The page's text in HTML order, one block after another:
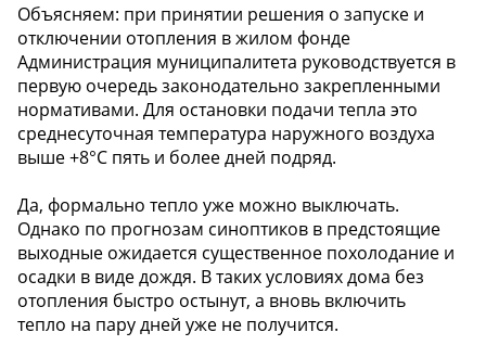
Объясняем: при принятии решения о запуске и
отключении отопления в жилом фонде
Администрация муниципалитета руководствуется в
первую очередь законодательно закрепленными
нормативами. Для остановки подачи тепла это
среднесуточная температура наружного воздуха
выше +8°C пять и более дней подряд.
Да, формально тепло уже можно выключать.
Однако по прогнозам синоптиков в предстоящие
выходные ожидается существенное похолодание и
осадки в виде дождя. В таких условиях дома без
отопления быстро остынут, а вновь включить
тепло на пару дней уже не получится.